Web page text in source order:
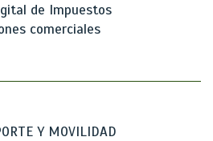
de Impuestos
comerciales
Y MOVILIDAD